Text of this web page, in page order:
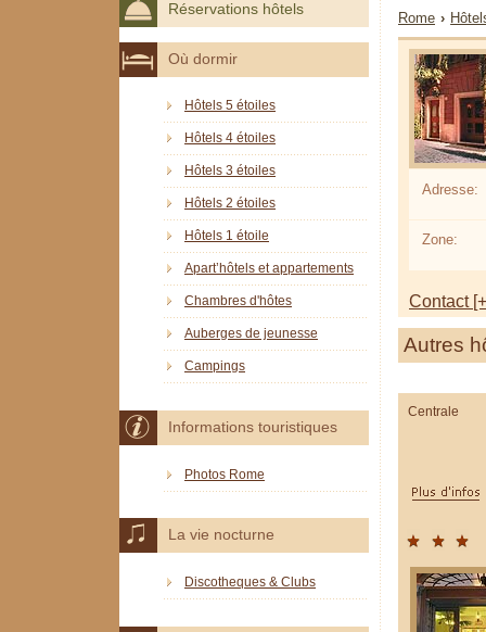
Rome ›
Adresse:
Zone:
Contact
Autres
Centrale
Réservations hôtels
Où dormir
Hôtels 5 étoiles
Hôtels 4 étoiles
Hôtels 3 étoiles
Hôtels 2 étoiles
Hôtels 1 étoile
Apart’hôtels et appartements
Chambres d'hôtes
Auberges de jeunesse
Campings
Informations touristiques
Photos Rome
La vie nocturne
Discotheques & Clubs